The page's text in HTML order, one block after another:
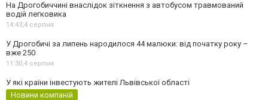
На Дрогобиччині внаслідок зіткнення з автобусом травмований
водій легковика
14:43,4 серпня
У Дрогобичі за липень народилося 44 малюки: від початку року –
вже 250
11:30,4 серпня
У які країни інвестують жителі Львівської області
Новини компаній